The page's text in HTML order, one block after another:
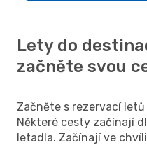
Lety do
začněte svou
Začněte s rezervací
Některé cesty začínají
letadla. Začínají ve